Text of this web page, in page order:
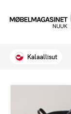
Kalaallisut